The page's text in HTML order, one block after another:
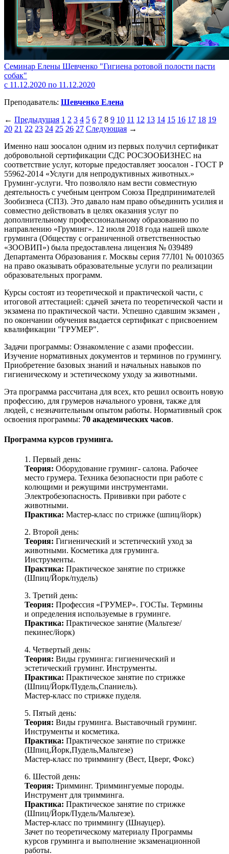
Семинар Елены Шевченко "Гигиена ротовой полости пасти
собак"
с 11.12.2020 по 11.12.2020
Преподаватель: Шевченко Елена
← Предыдущая 1 2 3 4 5 6 7 8 9 10 11 12 13 14 15 16 17 18 19
20 21 22 23 24 25 26 27 Следующая →
Именно наш зоосалон одним из первых получил сертификат
добровольной сертификации СДС РОСЗООБИЗНЕС на
соответствие услуг, которые предоставляет зоосалон - ГОСТ Р
55962-2014 «Услуги для непродуктивных животных.»
Груминг-услуги. Что позволяло нам вести совместную
деятельность с учебным центром Союза Предпринимателей
Зообизнеса (СПЗ). Это давало нам право объединить усилия и
совместно действовать в целях оказания услуг по
дополнительному профессиональному образованию по
направлению «Груминг». 12 июля 2018 года нашей школе
груминга (Обществу с ограниченной ответственностью
«ЗООВИП») была предоставлена лицензия № 039489
Департамента Образования г. Москвы серия 77Л01 № 0010365
на право оказывать образовательные услуги по реализации
образовательных программ.
Курсы состоят из теоретической и практической части, с
итоговой аттестацией: сдачей зачета по теоретической части и
экзамена по практической части. Успешно сдавшим экзамен ,
по окончании обучения выдается сертификат с присвоением
квалификации "ГРУМЕР".
Задачи программы: Ознакомление с азами профессии.
Изучение нормативных документов и терминов по грумингу.
Приобретение базовых знаний и начальных навыков по
гигиеническому и эстетическому уходу за животными.
Эта программа рассчитана для всех, кто решил освоить новую
профессию, для грумеров начального уровня, также для
людей, с незначительным опытом работы. Нормативный срок
освоения программы: 70 академических часов.
Программа курсов груминга.
1. Первый день:
Теория: Оборудование груминг- салона. Рабочее
место грумера. Техника безопасности при работе с
колющими и режущими инструментами.
Электробезопасность. Прививки при работе с
животными.
Практика: Мастер-класс по стрижке (шпиц/йорк)
2. Второй день:
Теория: Гигиенический и эстетический уход за
животными. Косметика для груминга.
Инструменты.
Практика: Практическое занятие по стрижке
(Шпиц/Йорк/пудель)
3. Третий день:
Теория: Профессия «ГРУМЕР». ГОСТы. Термины
и определения используемые в груминге.
Практика: Практическое занятие (Мальтезе/
пекинес/йорк)
4. Четвертый день:
Теория: Виды груминга: гигиенический и
эстетический груминг. Инструменты.
Практика: Практическое занятие по стрижке
(Шпиц/Йорк/Пудель,Спаниель).
Мастер-класс по стрижке пуделя.
5. Пятый день:
Теория: Виды груминга. Выставочный груминг.
Инструменты и косметика.
Практика: Практическое занятие по стрижке
(Шпиц,Йорк,Пудель,Мальтезе)
Мастер-класс по триммингу (Вест, Цверг, Фокс)
6. Шестой день:
Теория: Тримминг. Триммингуемые породы.
Инструмент для тримминга.
Практика: Практическое занятие по стрижке
(Шпиц/Йорк/Пудель/Мальтезе).
Мастер-класс по триммингу (Шнауцер).
Зачет по теоретическому материалу Программы
курсов груминга и выполнение экзаменационной
работы.